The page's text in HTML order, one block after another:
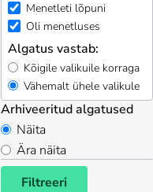
Menetleti lõpuni
Oli menetluses
Algatus vastab:
Kõigile valikuile korraga
Vähemalt ühele valikule
Arhiveeritud algatused
Näita
Ära näita
Filtreeri